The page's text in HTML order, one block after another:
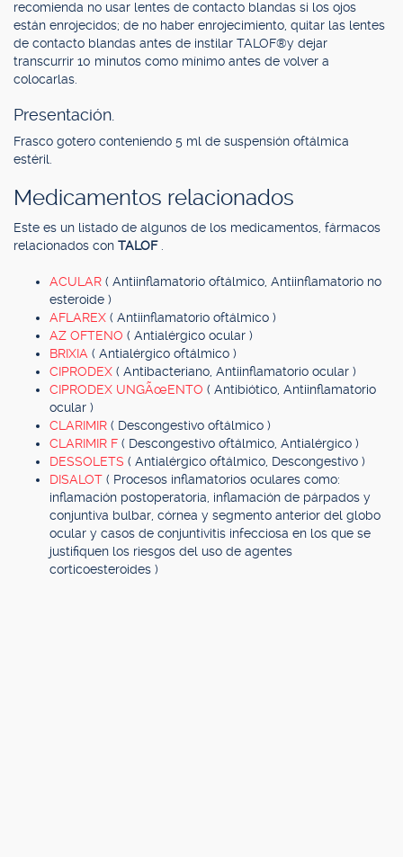
recomienda no usar lentes de contacto blandas si los ojos
están enrojecidos; de no haber enrojecimiento, quitar las lentes
de contacto blandas antes de instilar TALOF®y dejar
transcurrir 10 minutos como mínimo antes de volver a
colocarlas.
Presentación.
Frasco gotero conteniendo 5 ml de suspensión oftálmica
estéril.
Medicamentos relacionados
Este es un listado de algunos de los medicamentos, fármacos
relacionados con TALOF
ACULAR ( Antiinflamatorio oftálmico, Antiinflamatorio no
esteroide )
AFLAREX ( Antiinflamatorio oftálmico )
AZ OFTENO ( Antialérgico ocular )
BRIXIA ( Antialérgico oftálmico )
CIPRODEX ( Antibacteriano, Antiinflamatorio ocular )
CIPRODEX UNGÃœENTO ( Antibiótico, Antiinflamatorio
ocular )
CLARIMIR ( Descongestivo oftálmico )
CLARIMIR F ( Descongestivo oftálmico, Antialérgico )
DESSOLETS ( Antialérgico oftálmico, Descongestivo )
DISALOT ( Procesos inflamatorios oculares como:
inflamación postoperatoria, inflamación de párpados y
conjuntiva bulbar, córnea y segmento anterior del globo
ocular y casos de conjuntivitis infecciosa en los que se
justifiquen los riesgos del uso de agentes
corticoesteroides )